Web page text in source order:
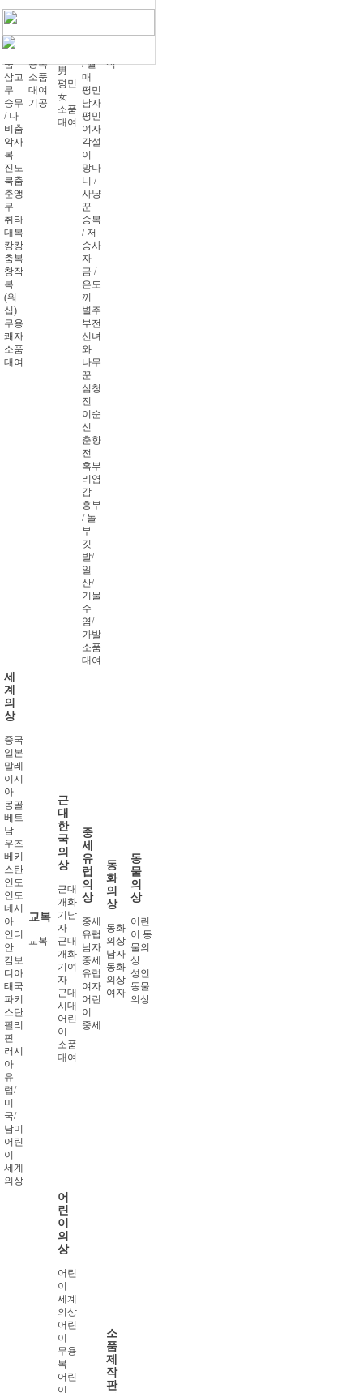
검무
무속
무
산조
춤
삼고
무
승무
/ 나
비춤
악사
복
진도
북춤
춘앵
무
취타
대복
캉캉
춤복
창작
복
(워
십)
무용
쾌자
소품
대여
무용
어린
용복
소품
대여
기공
男
평민
女
소품
대여
마님
기생
/ 월
매
평민
남자
평민
여자
각설
이
망나
니 /
사냥
꾼
승복
/ 저
승사
자
금 /
은도
끼
별주
부전
선녀
와
나무
꾼
심청
전
이순
신
춘향
전
혹부
리염
감
흥부
/ 놀
부
깃
발/
일
산/
기물
수
염/
가발
소품
대여
복
례/
식
세
계
의
상
중국
일본
말레
이시
아
몽골
베트
남
우즈
베키
스탄
인도
인도
네시
아
인디
안
캄보
디아
태국
파키
스탄
필리
핀
러시
아
유
럽/
미
국/
남미
어린
이
세계
의상
교복
교복
근
대
한
국
의
상
근대
개화
기남
자
근대
개화
기여
자
근대
시대
어린
이
소품
대여
중
세
유
럽
의
상
중세
유럽
남자
중세
유럽
여자
어린
이
중세
동
화
의
상
동화
의상
남자
동화
의상
여자
동
물
의
상
어린
이 동
물의
상
성인
동물
의상
어
린
이
의
상
어린
이
세계
의상
어린
이
무용
복
어린
이
소
품
제
작
판